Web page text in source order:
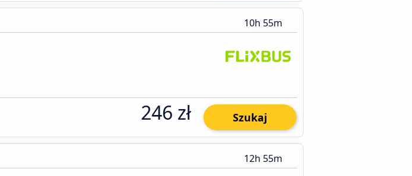
10h 55m
246 zł Szukaj
12h 55m